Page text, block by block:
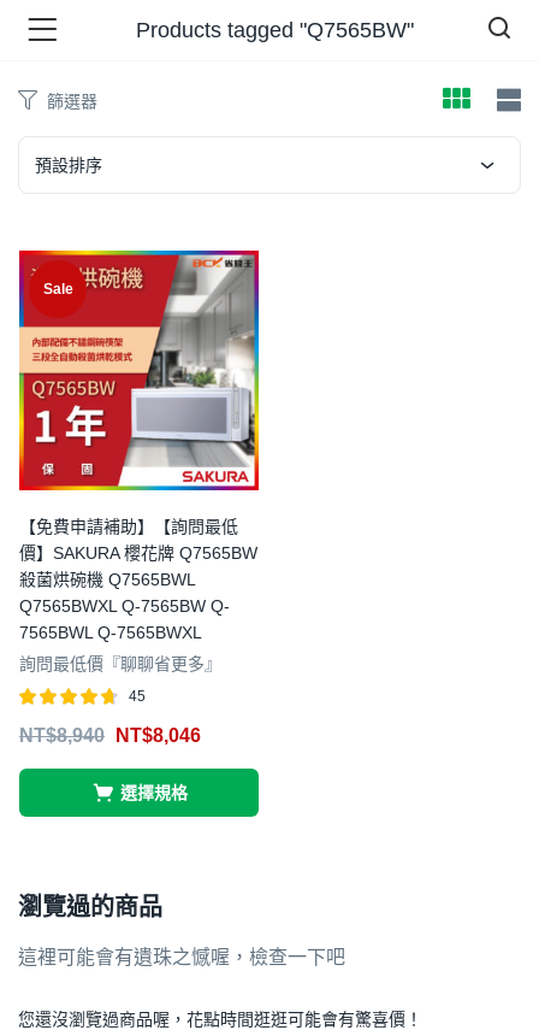
)
)
)
王 )
Products tagged "Q7565BW"
篩選器
預設排序
Sale
【免費申請補助】【詢問最低
價】SAKURA 櫻花牌 Q7565BW
殺菌烘碗機 Q7565BWL
Q7565BWXL Q-7565BW Q-
7565BWL Q-7565BWXL
詢問最低價『聊聊省更多』
4.67
45
NT$8,940 NT$8,046
選擇規格
瀏覽過的商品
這裡可能會有遺珠之憾喔，檢查一下吧
您還沒瀏覽過商品喔，花點時間逛逛可能會有驚喜價！